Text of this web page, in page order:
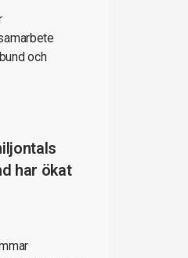
och
har ökat